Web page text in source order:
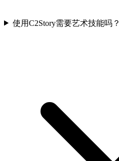
使用C2Story需要艺术技能吗？